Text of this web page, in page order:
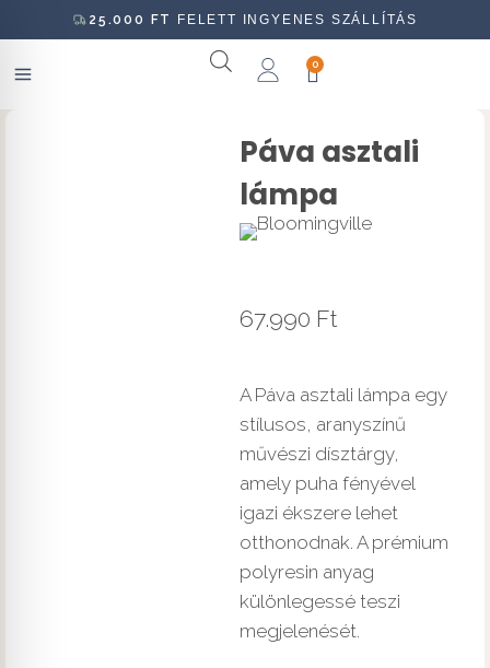
25.000 FT FELETT INGYENES SZÁLLÍTÁS
0
Páva asztali
lámpa
67.990 Ft
A Páva asztali lámpa egy
stílusos, aranyszínű
művészi dísztárgy,
amely puha fényével
igazi ékszere lehet
otthonodnak. A prémium
polyresin anyag
különlegessé teszi
megjelenését.